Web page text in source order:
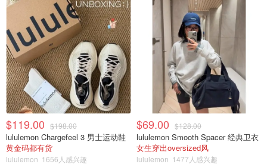
$119.00 $198.00
lululemon Chargefeel 3 男士运动鞋
黄金码都有货
lululemon 1656人感兴趣
$69.00 $128.00
lululemon Smooth Spacer 经典卫衣
女生穿出oversized风
lululemon 1477人感兴趣